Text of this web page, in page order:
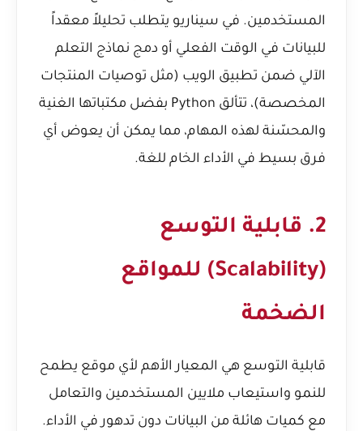
المستخدمين. في سيناريو يتطلب تحليلاً معقداً
للبيانات في الوقت الفعلي أو دمج نماذج التعلم
الآلي ضمن تطبيق الويب (مثل توصيات المنتجات
المخصصة)، تتألق Python بفضل مكتباتها الغنية
والمحسّنة لهذه المهام، مما يمكن أن يعوض أي
فرق بسيط في الأداء الخام للغة.
2. قابلية التوسع
(Scalability) للمواقع
الضخمة
قابلية التوسع هي المعيار الأهم لأي موقع يطمح
للنمو واستيعاب ملايين المستخدمين والتعامل
مع كميات هائلة من البيانات دون تدهور في الأداء.